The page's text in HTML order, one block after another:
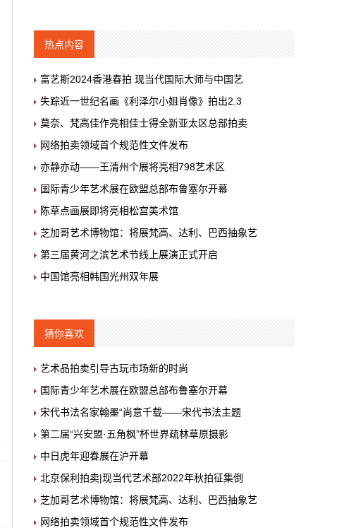
热点内容
富艺斯2024香港春拍 现当代国际大师与中国艺
失踪近一世纪名画《利泽尔小姐肖像》拍出2.3
莫奈、梵高佳作亮相佳士得全新亚太区总部拍卖
网络拍卖领域首个规范性文件发布
亦静亦动——王清州个展将亮相798艺术区
国际青少年艺术展在欧盟总部布鲁塞尔开幕
陈草点画展即将亮相松宫美术馆
芝加哥艺术博物馆：将展梵高、达利、巴西抽象艺
第三届黄河之滨艺术节线上展演正式开启
中国馆亮相韩国光州双年展
猜你喜欢
艺术品拍卖引导古玩市场新的时尚
国际青少年艺术展在欧盟总部布鲁塞尔开幕
宋代书法名家翰墨“尚意千载——宋代书法主题
第二届“兴安盟·五角枫”杯世界疏林草原摄影
中日虎年迎春展在沪开幕
北京保利拍卖|现当代艺术部2022年秋拍征集倒
芝加哥艺术博物馆：将展梵高、达利、巴西抽象艺
网络拍卖领域首个规范性文件发布